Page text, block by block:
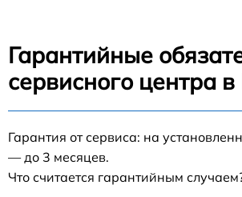
Гарантийные
сервисного центра
Гарантия от сервиса: на
— до 3 месяцев.
Что считается гарантийным